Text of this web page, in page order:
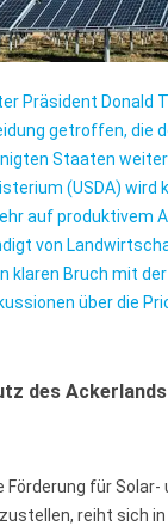
Präsident Donald
getroffen, die
Staaten
(USDA) wird
auf produktivem
von
klaren Bruch mit
über die
des
Förderung für
reiht sich in